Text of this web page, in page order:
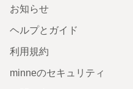
お知らせ
ヘルプとガイド
利用規約
minneのセキュリティ